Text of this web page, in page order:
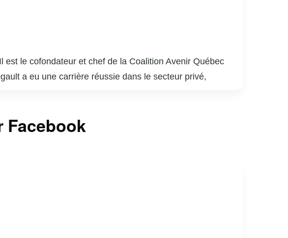
le cofondateur et chef de la Coalition Avenir Québec
a eu une carrière réussie dans le secteur privé,
une alternative aux partis traditionnels et de recentrer le
Facebook